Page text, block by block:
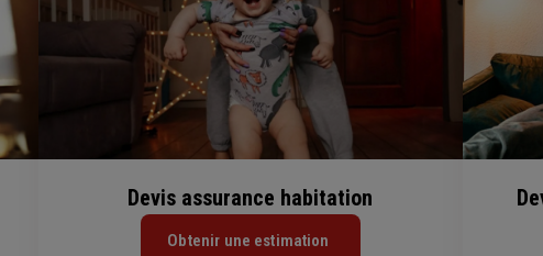
Devis assurance habitation
Obtenir une estimation